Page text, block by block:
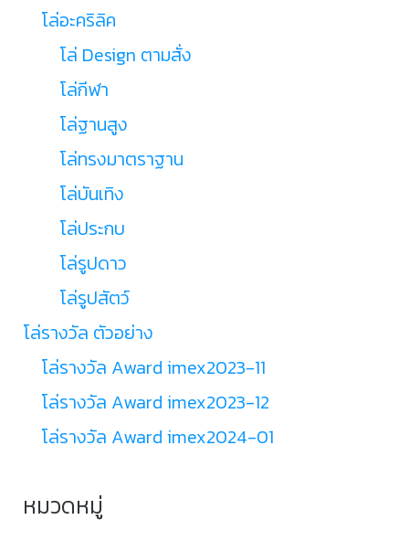
โล่อะคริลิค
โล่ Design ตามสั่ง
โล่กีฬา
โล่ฐานสูง
โล่ทรงมาตราฐาน
โล่บันเทิง
โล่ประกบ
โล่รูปดาว
โล่รูปสัตว์
โล่รางวัล ตัวอย่าง
โล่รางวัล Award imex2023-11
โล่รางวัล Award imex2023-12
โล่รางวัล Award imex2024-01
หมวดหมู่